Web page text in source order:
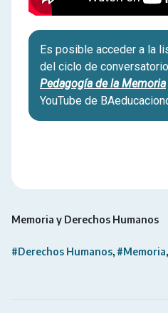
Es posible acceder a la
del ciclo de
Pedagogía de la Memoria
YouTube de
Memoria y Derechos Humanos
#Derechos Humanos #Memoria